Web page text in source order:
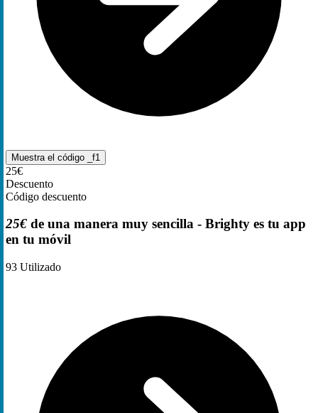
Muestra el código _f1
25€
Descuento
Código descuento
25€ de una manera muy sencilla - Brighty es tu app
en tu móvil
93 Utilizado